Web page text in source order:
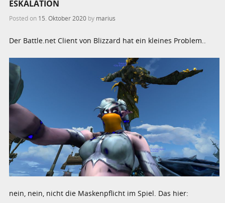
ESKALATION
Posted on 15. Oktober 2020 by marius
Der Battle.net Client von Blizzard hat ein kleines Problem..
nein, nein, nicht die Maskenpflicht im Spiel. Das hier: